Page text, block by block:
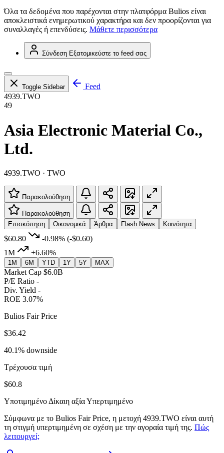
Όλα τα δεδομένα που παρέχονται στην πλατφόρμα Bulios είναι
αποκλειστικά ενημερωτικού χαρακτήρα και δεν προορίζονται για
συναλλαγές ή επενδύσεις. Μάθετε περισσότερα
Σύνδεση Εξατομικεύστε το feed σας
Toggle Sidebar
Feed
4939.TWO
49
Asia Electronic Material Co.,
Ltd.
4939.TWO · TWO
Παρακολούθηση
Παρακολούθηση
Επισκόπηση
Οικονομικά Άρθρα Flash News Κοινότητα
$60.80 -0.98% (-$0.60)
1M
+6.60%
1M 6M YTD 1Y 5Y MAX
Market Cap $6.0B
P/E Ratio -
Div. Yield -
ROE 3.07%
Bulios Fair Price
$36.42
40.1% downside
Τρέχουσα τιμή
$60.8
Υποτιμημένο Δίκαιη αξίαΥπερτιμημένο
Σύμφωνα με το Bulios Fair Price, η μετοχή 4939.TWO είναι αυτή
τη στιγμή υπερτιμημένη σε σχέση με την αγοραία τιμή της. Πώς
λειτουργεί;